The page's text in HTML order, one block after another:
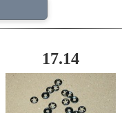
17.14